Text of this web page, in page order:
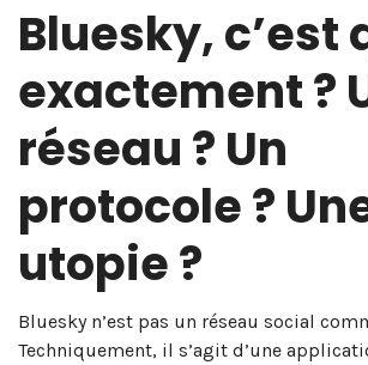
Bluesky, c’est
exactement ?
réseau ? Un
protocole ?
utopie ?
Bluesky n’est pas un réseau social
Techniquement, il s’agit d’une